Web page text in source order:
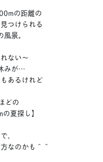
の距離の
つけられる
景。
ない〜
みが…
あるけれど
どの
夏探し】
、
なのかも＾＾